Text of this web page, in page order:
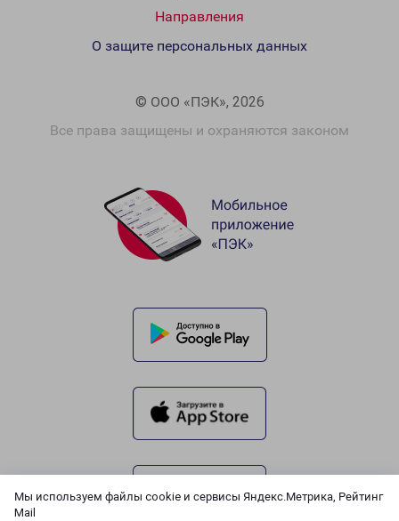
Мы используем файлы cookie и сервисы Яндекс.Метрика, Рейтинг
Mail
Направления
© ООО «ПЭК», 2026
Все права защищены и охраняются законом
О защите персональных данных